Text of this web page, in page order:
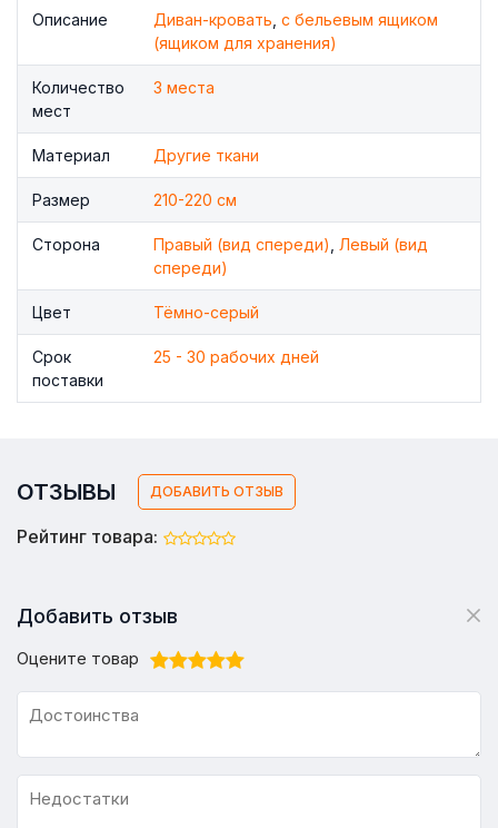
Описание Диван-кровать с бельевым ящиком
(ящиком для хранения)
Количество
мест
3 места
Материал Другие ткани
Размер 210-220 см
Сторона Правый (вид спереди)
Левый (вид
спереди)
Цвет Тёмно-серый
Срок
поставки
25 - 30 рабочих дней
ОТЗЫВЫ ДОБАВИТЬ ОТЗЫВ
Рейтинг товара:
Добавить отзыв
Оцените товар